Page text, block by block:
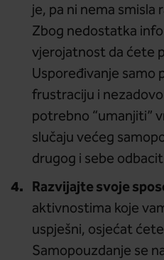
je, pa ni nema
Zbog nedostatka
vjerojatnost da ćete
Uspoređivanje samo
frustraciju i
potrebno “umanjiti”
slučaju većeg
drugog i sebe
Razvijajte svoje
aktivnostima koje
uspješni, osjećat
Samopouzdanje se